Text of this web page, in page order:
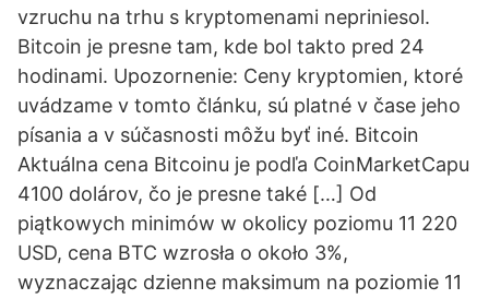
vzruchu na trhu s kryptomenami nepriniesol.
Bitcoin je presne tam, kde bol takto pred 24
hodinami. Upozornenie: Ceny kryptomien, ktoré
uvádzame v tomto článku, sú platné v čase jeho
písania a v súčasnosti môžu byť iné. Bitcoin
Aktuálna cena Bitcoinu je podľa CoinMarketCapu
4100 dolárov, čo je presne také […] Od
piątkowych minimów w okolicy poziomu 11 220
USD, cena BTC wzrosła o około 3%,
wyznaczając dzienne maksimum na poziomie 11